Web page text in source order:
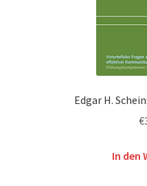
Edgar H.
€
In den